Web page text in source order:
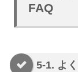
FAQ
5-1. よ